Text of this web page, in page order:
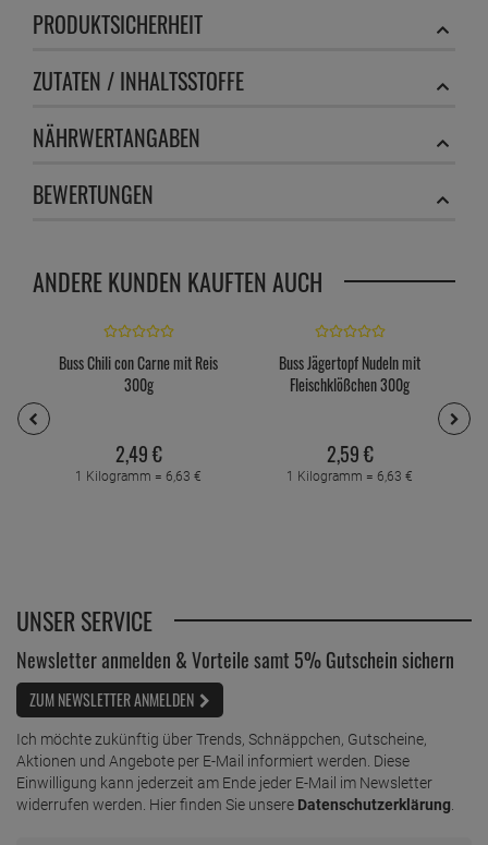
PRODUKTSICHERHEIT
ZUTATEN / INHALTSSTOFFE
NÄHRWERTANGABEN
BEWERTUNGEN
ANDERE KUNDEN KAUFTEN AUCH
Buss Chili con Carne mit Reis
300g
2,49€
1 Kilogramm = 6,63 €
Buss Jägertopf Nudeln mit
Fleischklößchen 300g
2,59€
1 Kilogramm = 6,63 €
UNSER SERVICE
Newsletter anmelden & Vorteile samt 5% Gutschein sichern
ZUM NEWSLETTER ANMELDEN
Ich möchte zukünftig über Trends, Schnäppchen, Gutscheine,
Aktionen und Angebote per E-Mail informiert werden. Diese
Einwilligung kann jederzeit am Ende jeder E-Mail im Newsletter
widerrufen werden. Hier finden Sie unsere Datenschutzerklärung